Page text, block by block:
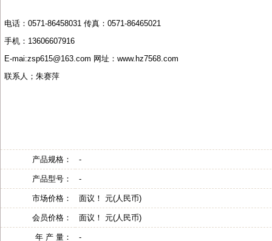
电话： 0571-86458031 传真： 0571-86465021
手机： 13606607916
E-mai:zsp615@163.com 网址： www.hz7568.com
联系人；朱赛萍
产品规格： -
产品型号： -
市场价格： 面议！ 元(人民币)
会员价格： 面议！ 元(人民币)
年 产 量： -